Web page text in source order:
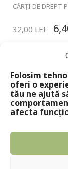
Folosim
oferi o
tău ne ajută
afecta
CĂRȚI DE DREPT
32,00LEI